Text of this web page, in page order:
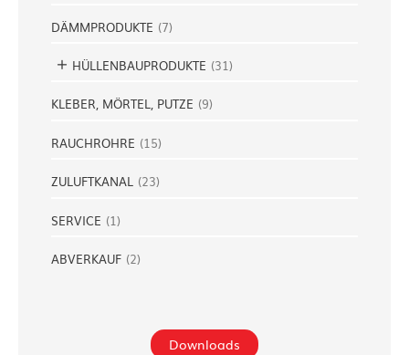
DÄMMPRODUKTE (7)
HÜLLENBAUPRODUKTE (31)
KLEBER, MÖRTEL, PUTZE (9)
RAUCHROHRE (15)
ZULUFTKANAL (23)
SERVICE (1)
ABVERKAUF (2)
Downloads